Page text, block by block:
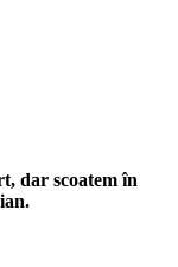
dar scoatem în